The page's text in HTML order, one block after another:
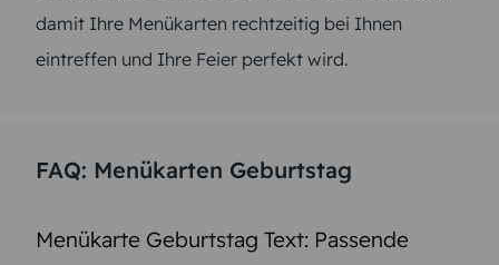
damit Ihre Menükarten rechtzeitig bei Ihnen
eintreffen und Ihre Feier perfekt wird.
FAQ: Menükarten Geburtstag
Menükarte Geburtstag Text: Passende